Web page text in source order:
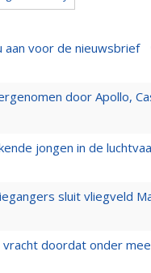
aan voor de nieuwsbrief
door Apollo,
jongen in de
sluit vliegveld
doordat onder